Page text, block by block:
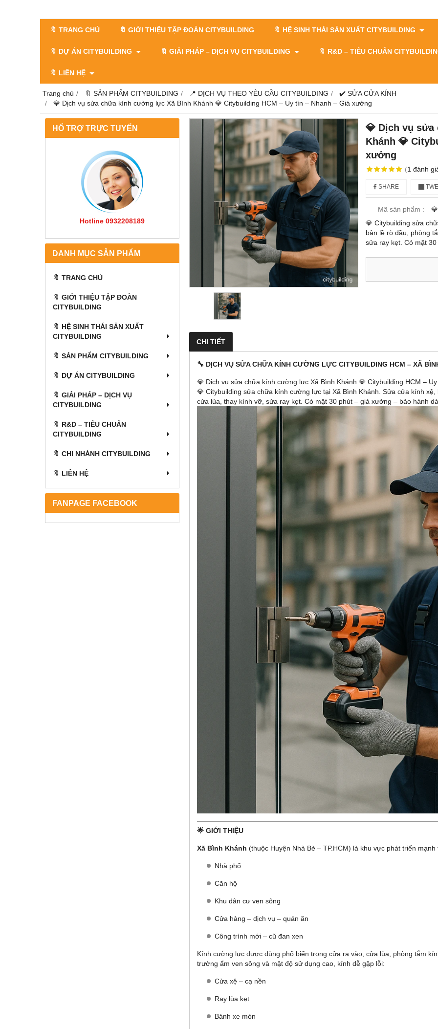
🔖 TRANG CHỦ 🔖 GIỚI THIỆU TẬP ĐOÀN CITYBUILDING 🔖 HỆ SINH THÁI SẢN XUẤT CITYBUILDING
🔖 DỰ ÁN CITYBUILDING 🔖 GIẢI PHÁP – DỊCH VỤ CITYBUILDING 🔖​​​​​​​ R&D – TIÊU CHUẨN
🔖 LIÊN HỆ
Trang chủ 🔖 SẢN PHẨM CITYBUILDING 📍 DỊCH VỤ THEO YÊU CẦU CITYBUILDING
✔️ SỬA CỬA KÍNH
💎 Dịch vụ sửa chữa kính cường lực Xã Bình Khánh 💎 Citybuilding HCM – Uy tín – Nhanh – Giá xưởng
HỔ TRỢ TRỰC TUYẾN
Hotline 0932208189
DANH MỤC SẢN PHẨM
🔖 TRANG CHỦ
🔖 GIỚI THIỆU TẬP ĐOÀN
CITYBUILDING
🔖 HỆ SINH THÁI SẢN XUẤT
CITYBUILDING
🔖 SẢN PHẨM CITYBUILDING
🔖 DỰ ÁN CITYBUILDING
🔖 GIẢI PHÁP – DỊCH VỤ
CITYBUILDING
🔖​​​​​​​ R&D – TIÊU CHUẨN
CITYBUILDING
🔖 CHI NHÁNH CITYBUILDING
🔖 LIÊN HỆ
FANPAGE FACEBOOK
💎 Dịch vụ
Khánh 💎
xưởng
(1 đánh
SHARE
Mã sản phẩm :
💎 Citybuilding sửa
bản lề rò dầu, phòng
sửa ray kẹt. Có mặt
CHI TIẾT
🔧 DỊCH VỤ SỬA CHỮA KÍNH CƯỜNG LỰC CITYBUILDING HCM – XÃ
💎 Dịch vụ sửa chữa kính cường lực Xã Bình Khánh 💎 Citybuilding HCM –
💎 Citybuilding sửa chữa kính cường lực tại Xã Bình Khánh. Sửa cửa kính
cửa lùa, thay kính vỡ, sửa ray kẹt. Có mặt 30 phút – giá xưởng – bảo hành
🌟 GIỚI THIỆU
Xã Bình Khánh (thuộc Huyện Nhà Bè – TP.HCM) là khu vực phát triển mạnh
Nhà phố
Căn hộ
Khu dân cư ven sông
Cửa hàng – dịch vụ – quán ăn
Công trình mới – cũ đan xen
Kính cường lực được dùng phổ biến trong cửa ra vào, cửa lùa, phòng tắm
trường ẩm ven sông và mật độ sử dụng cao, kính dễ gặp lỗi:
Cửa xệ – cạ nền
Ray lùa kẹt
Bánh xe mòn